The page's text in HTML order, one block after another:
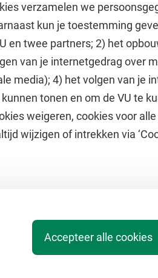
verzamelen we
kun je toestemming
en twee partners; 2) het
van je internetgedrag over
media); 4) het volgen van je
tonen en om de VU te
weigeren, cookies voor
wijzigen of intrekken via
Accepteer alle cookies
jaarkalender